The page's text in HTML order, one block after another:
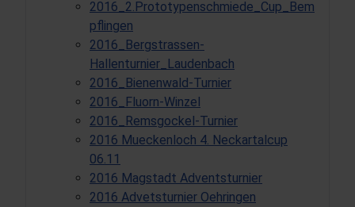
2016_2.Prototypenschmiede_Cup_Bem
pflingen
2016_Bergstrassen-
Hallenturnier_Laudenbach
2016_Bienenwald-Turnier
2016_Fluorn-Winzel
2016_Remsgockel-Turnier
2016 Mueckenloch 4. Neckartalcup
06.11
2016 Magstadt Adventsturnier
2016 Advetsturnier Oehringen